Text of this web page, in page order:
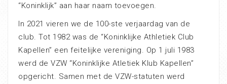
“Koninklijk” aan haar naam toevoegen.
In 2021 vieren we de 100-ste verjaardag van de
club. Tot 1982 was de “Koninklijke Athletiek Club
Kapellen” een feitelijke vereniging. Op 1 juli 1983
werd de VZW “Koninklijke Atletiek Klub Kapellen”
opgericht. Samen met de VZW-statuten werd